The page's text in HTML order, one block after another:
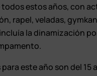
estos años, con
rapel, veladas,
la dinamización
este año son del